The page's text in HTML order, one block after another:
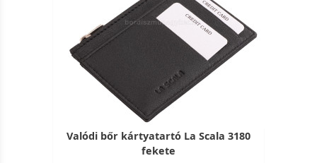
Valódi bőr kártyatartó La Scala 3180
fekete